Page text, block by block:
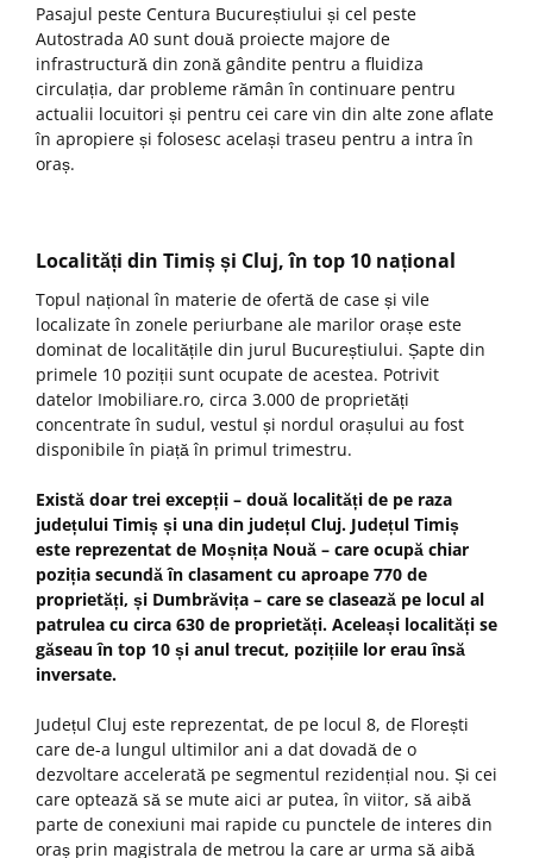
Pasajul peste Centura Bucureștiului și cel peste
Autostrada A0 sunt două proiecte majore de
infrastructură din zonă gândite pentru a fluidiza
circulația, dar probleme rămân în continuare pentru
actualii locuitori și pentru cei care vin din alte zone aflate
în apropiere și folosesc același traseu pentru a intra în
oraș.
Localități din Timiș și Cluj, în top 10 național
Topul național în materie de ofertă de case și vile
localizate în zonele periurbane ale marilor orașe este
dominat de localitățile din jurul Bucureștiului. Șapte din
primele 10 poziții sunt ocupate de acestea. Potrivit
datelor Imobiliare.ro, circa 3.000 de proprietăți
concentrate în sudul, vestul și nordul orașului au fost
disponibile în piață în primul trimestru.
Există doar trei excepții – două localități de pe raza
județului Timiș și una din județul Cluj. Județul Timiș
este reprezentat de Moșnița Nouă – care ocupă chiar
poziția secundă în clasament cu aproape 770 de
proprietăți, și Dumbrăvița – care se clasează pe locul al
patrulea cu circa 630 de proprietăți. Aceleași localități se
găseau în top 10 și anul trecut, pozițiile lor erau însă
inversate.
Județul Cluj este reprezentat, de pe locul 8, de Florești
care de-a lungul ultimilor ani a dat dovadă de o
dezvoltare accelerată pe segmentul rezidențial nou. Și cei
care optează să se mute aici ar putea, în viitor, să aibă
parte de conexiuni mai rapide cu punctele de interes din
oraș prin magistrala de metrou la care ar urma să aibă